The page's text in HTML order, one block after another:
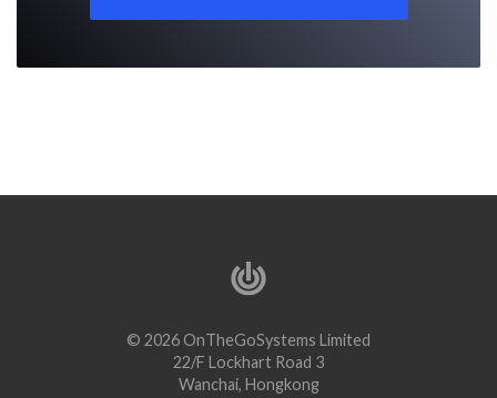
© 2026 OnTheGoSystems Limited
22/F Lockhart Road 3
Wanchai, Hongkong